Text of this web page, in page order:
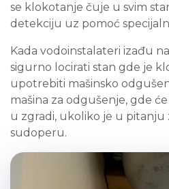
se klokotanje čuje u svim
detekciju uz pomoć
Kada vodoinstalateri izađu
sigurno locirati stan gde je
upotrebiti mašinsko
mašina za odgušenje, gde
u zgradi, ukoliko je u pitanju
sudoperu.